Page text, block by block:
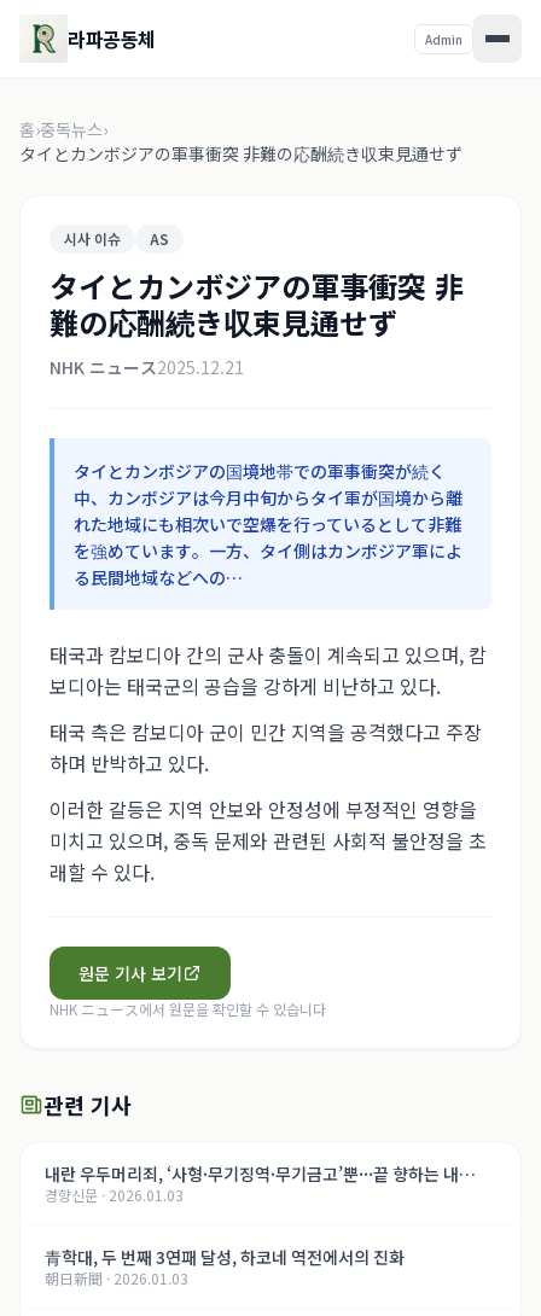
라파공동체 Admin
홈›중독뉴스›
タイとカンボジアの軍事衝突 非難の応酬続き収束見通せず
시사 이슈 AS
タイとカンボジアの軍事衝突 非
難の応酬続き収束見通せず
NHK ニュース2025.12.21
タイとカンボジアの国境地帯での軍事衝突が続く
中、カンボジアは今月中旬からタイ軍が国境から離
れた地域にも相次いで空爆を行っているとして非難
を強めています。一方、タイ側はカンボジア軍によ
る民間地域などへの…
태국과 캄보디아 간의 군사 충돌이 계속되고 있으며, 캄
보디아는 태국군의 공습을 강하게 비난하고 있다.
태국 측은 캄보디아 군이 민간 지역을 공격했다고 주장
하며 반박하고 있다.
이러한 갈등은 지역 안보와 안정성에 부정적인 영향을
미치고 있으며, 중독 문제와 관련된 사회적 불안정을 초
래할 수 있다.
원문 기사 보기
NHK ニュース에서 원문을 확인할 수 있습니다
관련 기사
내란 우두머리죄, ‘사형·무기징역·무기금고’뿐···끝 향하는 내
란 재판, 윤석열의 운명은[법정 417호, 내란의 기록]
경향신문 · 2026.01.03
青학대, 두 번째 3연패 달성, 하코네 역전에서의 진화
朝日新聞 · 2026.01.03